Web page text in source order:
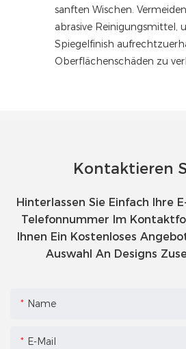
sanften Wischen.
abrasive Reinigungsmittel,
Spiegelfinish
Oberflächenschäden zu
Kontaktieren
Hinterlassen Sie Einfach Ihre
Telefonnummer Im
Ihnen Ein Kostenloses
Auswahl An Designs
Name
E-Mail